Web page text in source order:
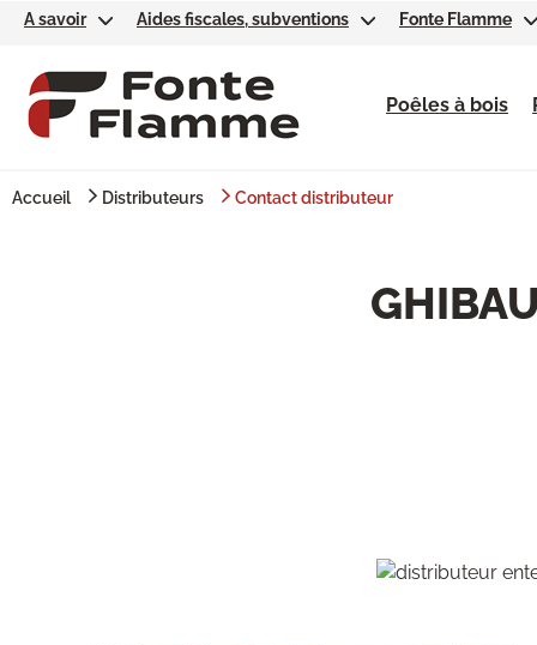
Poêles à bois
A savoir Aides fiscales, subventions Fonte Flamme
Accueil Distributeurs Contact distributeur